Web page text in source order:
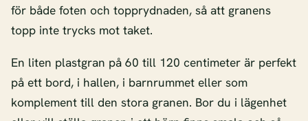
för både foten och topprydnaden, så att granens
topp inte trycks mot taket.
En liten plastgran på 60 till 120 centimeter är perfekt
på ett bord, i hallen, i barnrummet eller som
komplement till den stora granen. Bor du i lägenhet